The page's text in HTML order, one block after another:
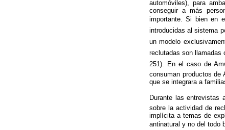
automóviles), para
conseguir a más
importante. Si bien en
introducidas al sistema
un modelo
reclutadas son llamadas
251). En el caso de
consuman productos de
que se integrara a
Durante las entrevistas
sobre la actividad de
implícita a temas de
antinatural y no del todo